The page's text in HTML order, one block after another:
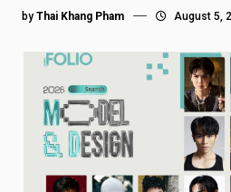
by Thai Khang Pham August 5,